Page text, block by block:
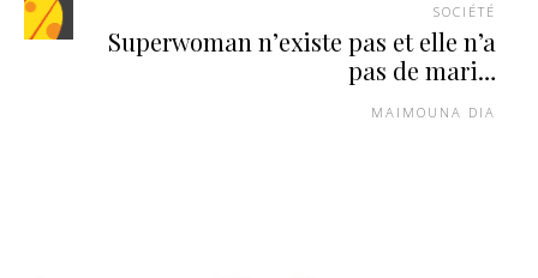
SOCIÉTÉ
Superwoman n’existe pas et elle n’a
pas de mari…
MAIMOUNA DIA